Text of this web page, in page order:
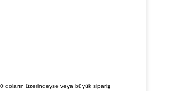
doların üzerindeyse veya büyük sipariş